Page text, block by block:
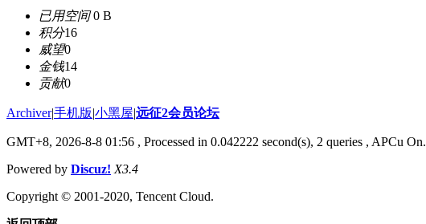
已用空间0 B
积分16
威望0
金钱14
贡献0
Archiver|手机版|小黑屋|远征2会员论坛
GMT+8, 2026-8-8 01:56 , Processed in 0.042222 second(s), 2 queries , APCu On.
Powered by Discuz! X3.4
Copyright © 2001-2020, Tencent Cloud.